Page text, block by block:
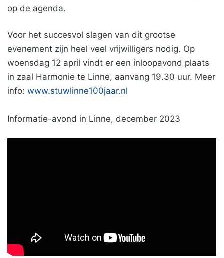
op de agenda.
Voor het succesvol slagen van dit grootse
evenement zijn heel veel vrijwilligers nodig. Op
woensdag 12 april vindt er een inloopavond plaats
in zaal Harmonie te Linne, aanvang 19.30 uur. Meer
info: www.stuwlinne100jaar.nl
Informatie-avond in Linne, december 2023